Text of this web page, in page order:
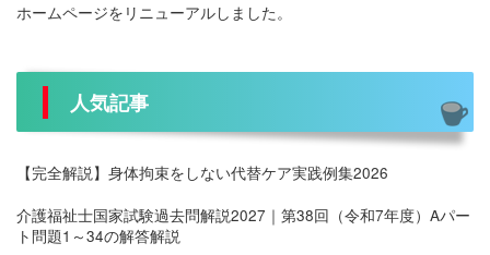
ホームページをリニューアルしました。
人気記事
【完全解説】身体拘束をしない代替ケア実践例集2026
介護福祉士国家試験過去問解説2027｜第38回（令和7年度）Aパー
ト問題1～34の解答解説